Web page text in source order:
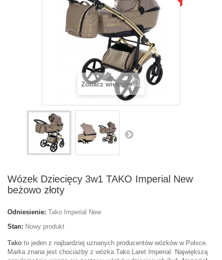
Zobacz większe
Wózek Dziecięcy 3w1 TAKO Imperial New
beżowo złoty
Odniesienie: Tako Imperial New
Stan: Nowy produkt
Tako to jeden z najbardziej uznanych producentów wózków w Polsce.
Marka znana jest chociażby z wózka Tako Laret Imperial. Największą